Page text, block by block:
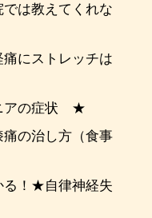
は教えてくれな
にストレッチは
アの症状 ★
の治し方（食事
る！★自律神経失